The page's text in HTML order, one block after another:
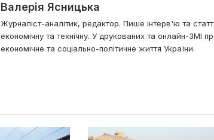
Валерія Ясницька
Журналіст-аналітик, редактор. Пише інтерв'ю та
економічну та технічну. У друкованих та онлайн-ЗМІ
економічне та соціально-політичне життя України.